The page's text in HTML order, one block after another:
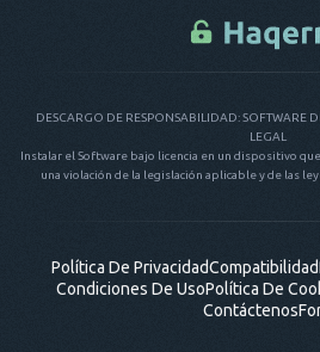
DESCARGO DE RESPONSABILIDAD: SOFTWARE
LEGAL
Instalar el Software bajo licencia en un dispositivo
una violación de la legislación aplicable y de las
Política De PrivacidadCompatibilidad
Condiciones De UsoPolítica De
Contáctenos